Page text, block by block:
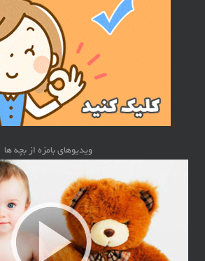
ویدیوهای بامزه از بچه ها